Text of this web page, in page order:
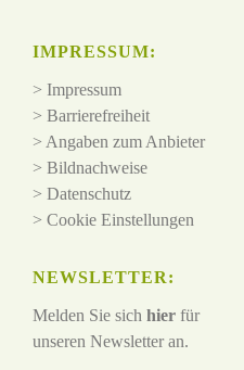
IMPRESSUM:
> Impressum
> Barrierefreiheit
> Angaben zum Anbieter
> Bildnachweise
> Datenschutz
> Cookie Einstellungen
NEWSLETTER:
Melden Sie sich hier für
unseren Newsletter an.